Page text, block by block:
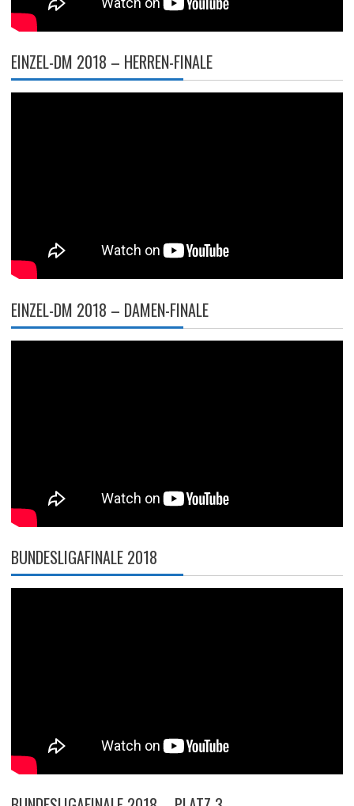
EINZEL-DM 2018 – HERREN-FINALE
EINZEL-DM 2018 – DAMEN-FINALE
BUNDESLIGAFINALE 2018